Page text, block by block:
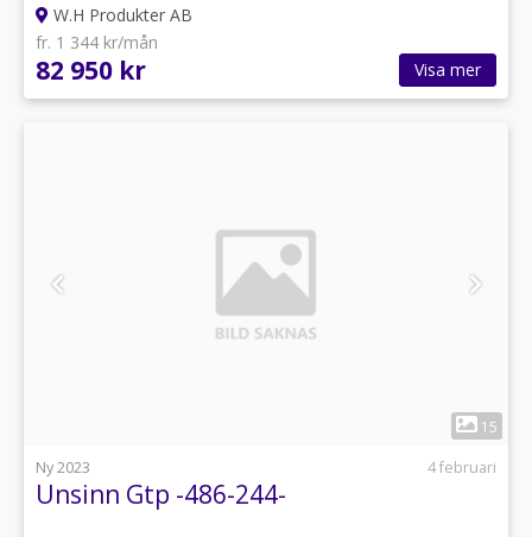
W.H Produkter AB
fr. 1 344 kr/mån
82 950 kr Visa mer
15
Ny 2023
4 februari
Unsinn Gtp -486-244-